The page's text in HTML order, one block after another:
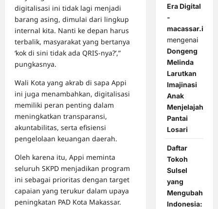
digitalisasi ini tidak lagi menjadi
barang asing, dimulai dari lingkup
internal kita. Nanti ke depan harus
terbalik, masyarakat yang bertanya
‘kok di sini tidak ada QRIS-nya?’,”
pungkasnya.
Wali Kota yang akrab di sapa Appi
ini juga menambahkan, digitalisasi
memiliki peran penting dalam
meningkatkan transparansi,
akuntabilitas, serta efisiensi
pengelolaan keuangan daerah.
Oleh karena itu, Appi meminta
seluruh SKPD menjadikan program
ini sebagai prioritas dengan target
capaian yang terukur dalam upaya
peningkatan PAD Kota Makassar.
Era Digital
-
macassar.id
mengenai
Dongeng
Melinda
Larutkan
Imajinasi
Anak
Menjelajah
Pantai
Losari
Daftar
Tokoh
Sulsel
yang
Mengubah
Indonesia: